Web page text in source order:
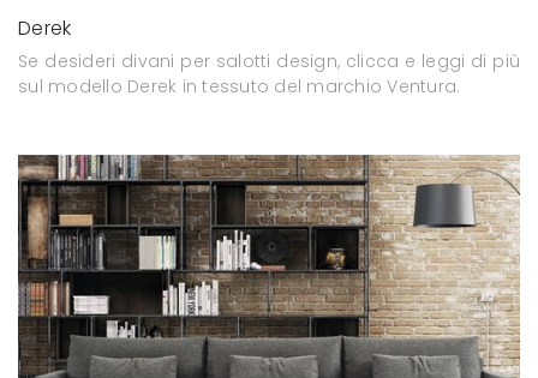
Derek
Se desideri divani per salotti design, clicca e leggi di più
sul modello Derek in tessuto del marchio Ventura.